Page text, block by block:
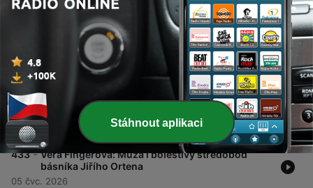
26 čvc. 2026
Pavlína ze Schwarzenbergu: Napoleonova
svatba pro ni skončila tragicky. Zahynula při
požáru
19 čvc. 2026
434 -
Eva Fuková: Její fotografie nadchla Prahu i New
York. Doma jí ale na krk dýchala StB
12 čvc. 2026
433 - Věra Fingerová: Múza i bolestivý středobod
básníka Jiřího Ortena
05 čvc. 2026
Stáhnout aplikaci